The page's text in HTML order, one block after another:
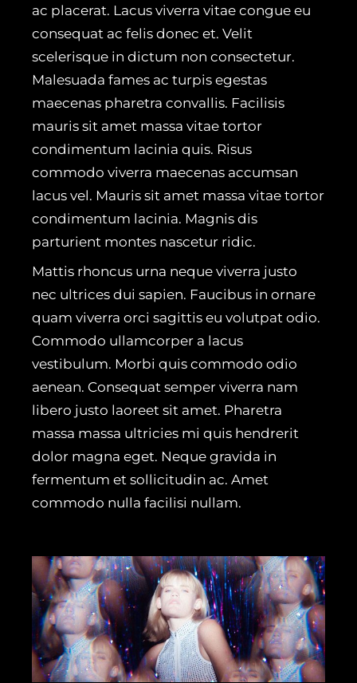
ac placerat. Lacus viverra vitae congue eu
consequat ac felis donec et. Velit
scelerisque in dictum non consectetur.
Malesuada fames ac turpis egestas
maecenas pharetra convallis. Facilisis
mauris sit amet massa vitae tortor
condimentum lacinia quis. Risus
commodo viverra maecenas accumsan
lacus vel. Mauris sit amet massa vitae tortor
condimentum lacinia. Magnis dis
parturient montes nascetur ridic.
Mattis rhoncus urna neque viverra justo
nec ultrices dui sapien. Faucibus in ornare
quam viverra orci sagittis eu volutpat odio.
Commodo ullamcorper a lacus
vestibulum. Morbi quis commodo odio
aenean. Consequat semper viverra nam
libero justo laoreet sit amet. Pharetra
massa massa ultricies mi quis hendrerit
dolor magna eget. Neque gravida in
fermentum et sollicitudin ac. Amet
commodo nulla facilisi nullam.